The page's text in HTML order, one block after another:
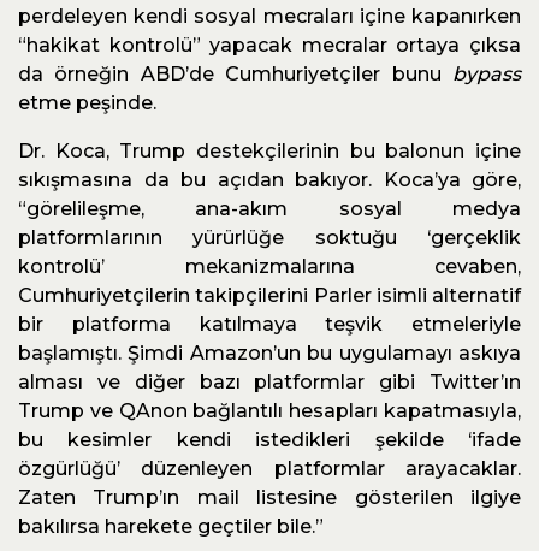
perdeleyen kendi sosyal mecraları içine kapanırken
“hakikat kontrolü” yapacak mecralar ortaya çıksa
da örneğin ABD’de Cumhuriyetçiler bunu bypass
etme peşinde.
Dr. Koca, Trump destekçilerinin bu balonun içine
sıkışmasına da bu açıdan bakıyor. Koca’ya göre,
“görelileşme, ana-akım sosyal medya
platformlarının yürürlüğe soktuğu ‘gerçeklik
kontrolü’ mekanizmalarına cevaben,
Cumhuriyetçilerin takipçilerini Parler isimli alternatif
bir platforma katılmaya teşvik etmeleriyle
başlamıştı. Şimdi Amazon’un bu uygulamayı askıya
alması ve diğer bazı platformlar gibi Twitter’ın
Trump ve QAnon bağlantılı hesapları kapatmasıyla,
bu kesimler kendi istedikleri şekilde ‘ifade
özgürlüğü’ düzenleyen platformlar arayacaklar.
Zaten Trump’ın mail listesine gösterilen ilgiye
bakılırsa harekete geçtiler bile.”